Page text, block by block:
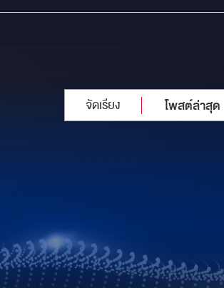
จัดเรียง โพสต์ล่าสุด